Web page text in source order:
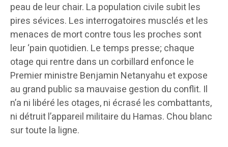
peau de leur chair. La population civile subit les
pires sévices. Les interrogatoires musclés et les
menaces de mort contre tous les proches sont
leur ‘pain quotidien. Le temps presse; chaque
otage qui rentre dans un corbillard enfonce le
Premier ministre Benjamin Netanyahu et expose
au grand public sa mauvaise gestion du conflit. Il
n’a ni libéré les otages, ni écrasé les combattants,
ni détruit l’appareil militaire du Hamas. Chou blanc
sur toute la ligne.